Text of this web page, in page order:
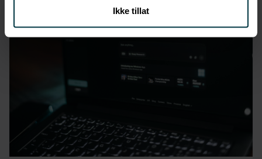
Ikke tillat